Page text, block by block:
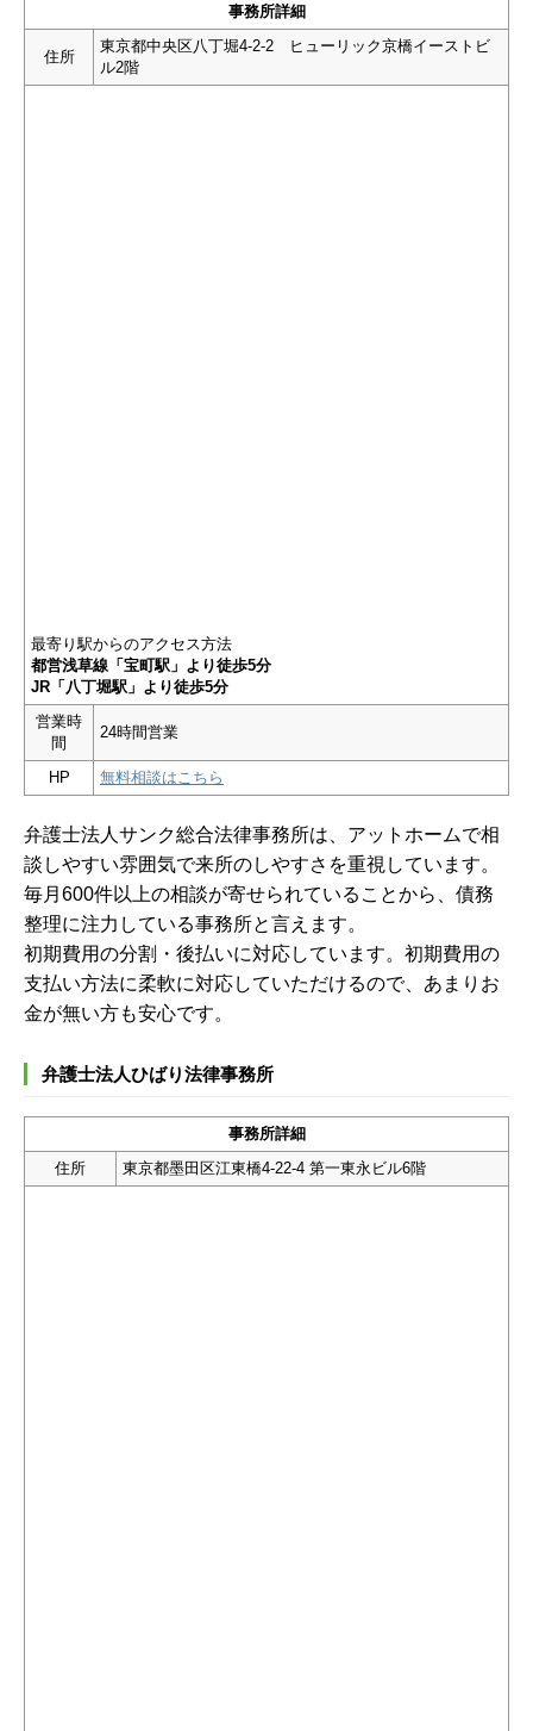
事務所詳細
住所
東京都中央区八丁堀4-2-2 ヒューリック京橋イーストビ
ル2階
最寄り駅からのアクセス方法
都営浅草線「宝町駅」より徒歩5分
JR「八丁堀駅」より徒歩5分
営業時
間
24時間営業
HP 無料相談はこちら
弁護士法人サンク総合法律事務所は、アットホームで相
談しやすい雰囲気で来所のしやすさを重視しています。
毎月600件以上の相談が寄せられていることから、債務
整理に注力している事務所と言えます。
初期費用の分割・後払いに対応しています。初期費用の
支払い方法に柔軟に対応していただけるので、あまりお
金が無い方も安心です。
弁護士法人ひばり法律事務所
事務所詳細
住所
東京都墨田区江東橋4-22-4 第一東永ビル6階